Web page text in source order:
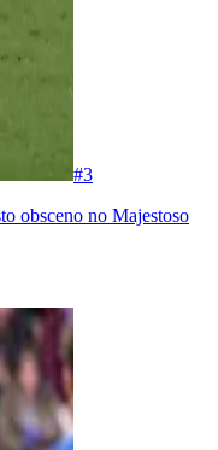
#3
obsceno no Majestoso